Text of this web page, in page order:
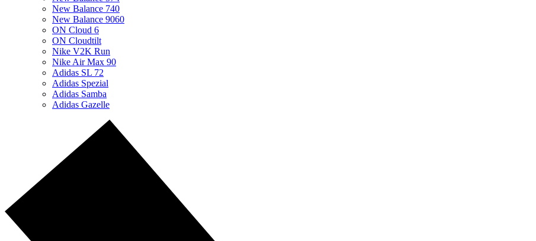
New Balance 740
New Balance 9060
ON Cloud 6
ON Cloudtilt
Nike V2K Run
Nike Air Max 90
Adidas SL 72
Adidas Spezial
Adidas Samba
Adidas Gazelle